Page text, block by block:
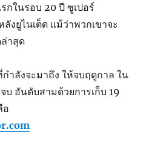
กในรอบ 20 ปี ซูเปอร์
งยูไนเต็ด แม้ว่าพวกเขาจะ
าสุด
ำลังจะมาถึง ให้จบฤดูกาล ใน
บ อันดับสามด้วยการเก็บ 19
อ